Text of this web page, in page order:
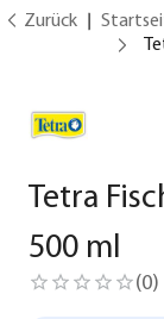
Zurück
Tetra
500 ml
(0)